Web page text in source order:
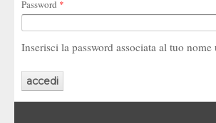
Password *
Inserisci la password associata al tuo nome